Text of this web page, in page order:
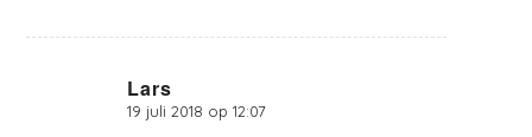
Lars
zegt:
19 juli 2018 op 12:07